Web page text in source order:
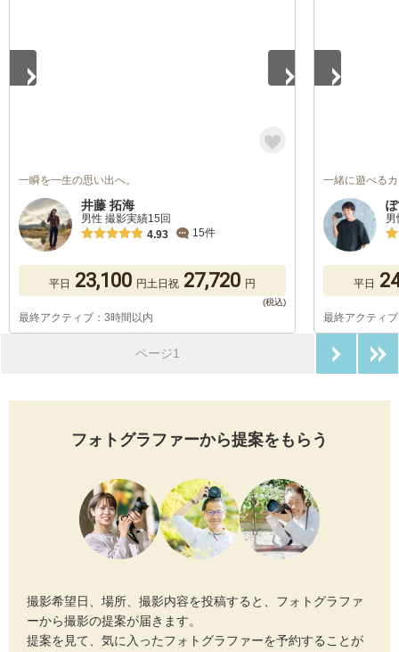
一瞬を一生の思い出へ。
井藤 拓海
男性 撮影実績15回
4.93
15件
平日 23,100 円土日祝 27,720 円
最終アクティブ：3時間以内
一緒に遊べる
平日
最終アクティ
ページ1
フォトグラファーから提案をもらう
撮影希望日、場所、撮影内容を投稿すると、フォトグラファ
ーから撮影の提案が届きます。
提案を見て、気に入ったフォトグラファーを予約することが